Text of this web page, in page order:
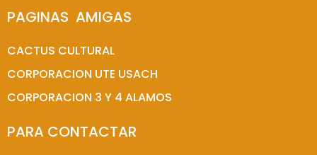
PAGINAS  AMIGAS
CACTUS CULTURAL
CORPORACION UTE USACH
CORPORACION 3 Y 4 ALAMOS
PARA CONTACTAR